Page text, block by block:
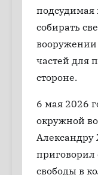
подсудимая
собирать
частей для
стороне.
6 мая 2026
окружной
свободы в